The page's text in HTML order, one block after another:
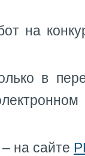
на
в
на сайте